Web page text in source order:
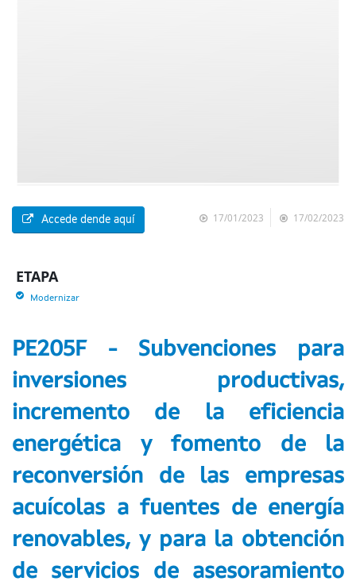
17/01/2023 17/02/2023
Accede dende aquí
ETAPA
Modernizar
PE205F - Subvenciones para
inversiones productivas,
incremento de la eficiencia
energética y fomento de la
reconversión de las empresas
acuícolas a fuentes de energía
renovables, y para la obtención
de servicios de asesoramiento